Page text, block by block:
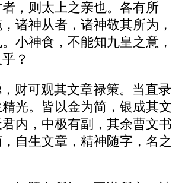
，则太上之亲也。各有所
诸神从者，诸神敬其所为，
小神食，不能知九皇之意，
？
财可观其文章禄策。当直录
光。皆以金为简，银成其文
内，中极有副，其余曹文书
自生文章，精神随字，名之